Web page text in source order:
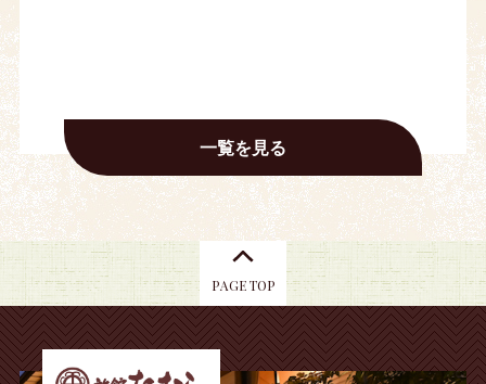
一覧を見る
PAGE TOP